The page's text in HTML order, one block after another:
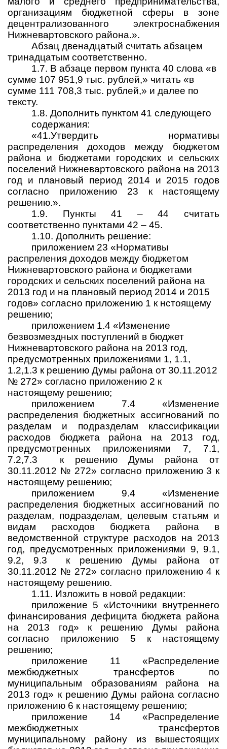
организациям бюджетной сферы в зоне
децентрализованного электроснабжения
Нижневартовского района.».
Абзац двенадцатый считать абзацем
тринадцатым соответственно.
1.7. В абзаце первом пункта 40 слова «в
сумме 107 951,9 тыс. рублей,» читать «в
сумме 111 708,3 тыс. рублей,» и далее по
тексту.
1.8. Дополнить пунктом 41 следующего
содержания:
«41.Утвердить нормативы
распределения доходов между бюджетом
района и бюджетами городских и сельских
поселений Нижневартовского района на 2013
год и плановый период 2014 и 2015 годов
согласно приложению 23 к настоящему
решению.».
1.9. Пункты 41 – 44 считать
соответственно пунктами 42 – 45.
1.10. Дополнить решение:
приложением 23 «Нормативы
распреления доходов между бюджетом
Нижневартовского района и бюджетами
городских и сельских поселений района на
2013 год и на плановый период 2014 и 2015
годов» согласно приложению 1 к нстоящему
решению;
приложением 1.4 «Изменение
безвозмездных поступлений в бюджет
Нижневартовского района на 2013 год,
предусмотренных приложениями 1, 1.1,
1.2,1.3 к решению Думы района от 30.11.2012
№ 272» согласно приложению 2 к
настоящему решению;
приложением 7.4 «Изменение
распределения бюджетных ассигнований по
разделам и подразделам классификации
расходов бюджета района на 2013 год,
предусмотренных приложениями 7, 7.1,
7.2,7.3
к решению Думы района от
30.11.2012 № 272» согласно приложению 3 к
настоящему решению;
приложением 9.4 «Изменение
распределения бюджетных ассигнований по
разделам, подразделам, целевым статьям и
видам расходов бюджета района в
ведомственной структуре расходов на 2013
год, предусмотренных приложениями 9, 9.1,
9.2, 9.3
к решению Думы районаот
30.11.2012 № 272» согласно приложению 4 к
настоящему решению.
1.11. Изложить в новой редакции:
приложение 5 «Источники внутреннего
финансирования дефицита бюджета района
на 2013 год» к решению Думы района
согласно приложению 5 к настоящему
решению;
приложение 11 «Распределение
межбюджетных трансфертов по
муниципальным образованиям района на
2013 год» к решению Думы района согласно
приложению 6 к настоящему решению;
приложение 14 «Распределение
межбюджетных трансфертов
муниципальному району из вышестоящих